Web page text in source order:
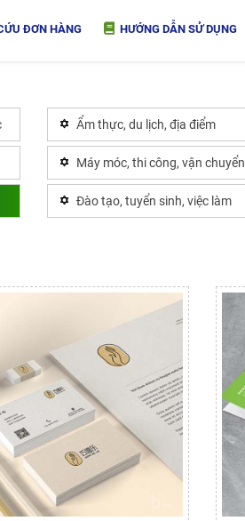
ĐƠN HÀNG HƯỚNG DẪN SỬ DỤNG
Ẩm thực, du lịch, địa điểm
Máy móc, thi công, vận chuyển
Đào tạo, tuyển sinh, việc làm